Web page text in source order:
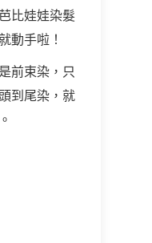
比娃娃染髮
動手啦！
前束染，只
到尾染，就